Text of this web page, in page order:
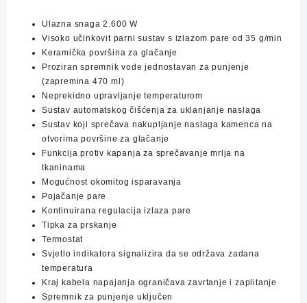
količina
Ulazna snaga 2.600 W
Visoko učinkovit parni sustav s izlazom pare od 35 g/min
Keramička površina za glačanje
Proziran spremnik vode jednostavan za punjenje
(zapremina 470 ml)
Neprekidno upravljanje temperaturom
Sustav automatskog čišćenja za uklanjanje naslaga
Sustav koji sprečava nakupljanje naslaga kamenca na
otvorima površine za glačanje
Funkcija protiv kapanja za sprečavanje mrlja na
tkaninama
Mogućnost okomitog isparavanja
Pojačanje pare
Kontinuirana regulacija izlaza pare
Tipka za prskanje
Termostat
Svjetlo indikatora signalizira da se održava zadana
temperatura
Kraj kabela napajanja ograničava zavrtanje i zaplitanje
Spremnik za punjenje uključen